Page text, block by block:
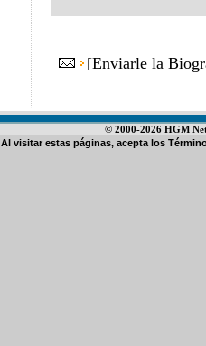
[Enviarle la
© 2000-2026 HGM
Al visitar estas páginas, acepta los